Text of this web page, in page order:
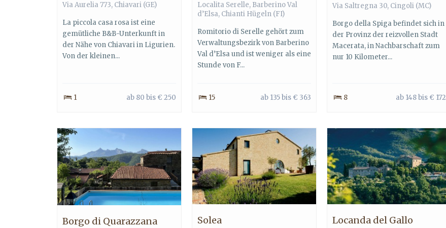
Via Aurelia 773, Chiavari (GE)
La piccola casa rosa ist eine
gemütliche B&B-Unterkunft in
der Nähe von Chiavari in Ligurien.
Von der kleinen...
1 ab 80 bis € 250
Localita Serelle, Barberino Val
d’Elsa, Chianti Hügeln(FI)
Romitorio di Serelle gehört zum
Verwaltungsbezirk von Barberino
Val d’Elsa und ist weniger als eine
Stunde von F...
15 ab 135 bis € 363
Via Saltregna 30, Cingoli (MC)
Borgo della Spiga befindet sich in
der Provinz der reizvollen Stadt
Macerata, in Nachbarschaft zum
nur 10 Kilometer...
8 ab 148 bis € 172
Borgo di Quarazzana Solea Locanda del Gallo